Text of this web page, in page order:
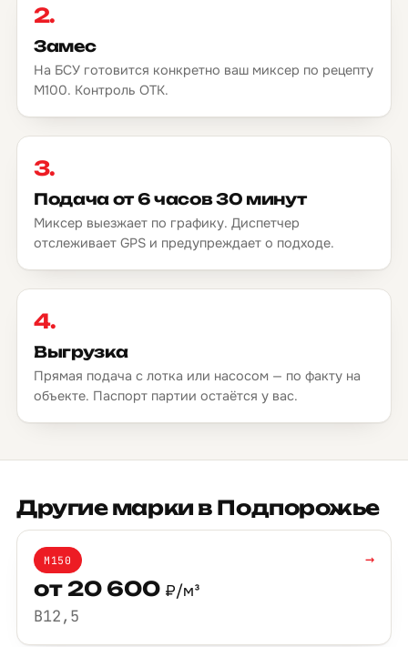
2.
Замес
На БСУ готовится конкретно ваш миксер по рецепту
М100. Контроль ОТК.
3.
Подача от 6 часов 30 минут
Миксер выезжает по графику. Диспетчер
отслеживает GPS и предупреждает о подходе.
4.
Выгрузка
Прямая подача с лотка или насосом — по факту на
объекте. Паспорт партии остаётся у вас.
Другие марки в Подпорожье
М150
от 20 600 ₽/м³
B12,5
→